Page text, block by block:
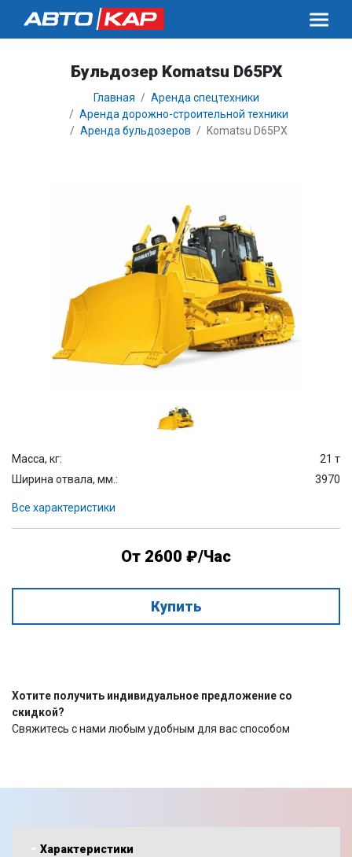
Бульдозер Komatsu D65PX
Главная
Аренда спецтехники
Аренда дорожно-строительной техники
Аренда бульдозеров
Komatsu D65PX
Масса, кг:
21 т
Ширина отвала, мм.:
3970
Все характеристики
От 2600 ₽/Час
Купить
Хотите получить индивидуальное предложение со
скидкой?
Свяжитесь с нами любым удобным для вас способом
Характеристики